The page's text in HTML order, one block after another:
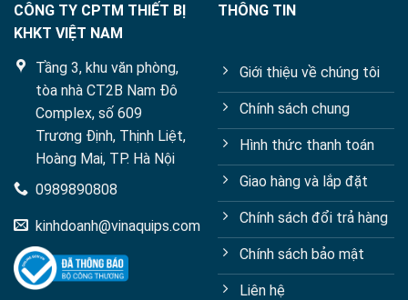
CÔNG TY CPTM THIẾT BỊ
KHKT VIỆT NAM
Tầng 3, khu văn phòng,
tòa nhà CT2B Nam Đô
Complex, số 609
Trương Định, Thịnh Liệt,
Hoàng Mai, TP. Hà Nội
0989890808
kinhdoanh@vinaquips.com
THÔNG TIN
Giới thiệu về chúng tôi
Chính sách chung
Hình thức thanh toán
Giao hàng và lắp đặt
Chính sách đổi trả hàng
Chính sách bảo mật
Liên hệ